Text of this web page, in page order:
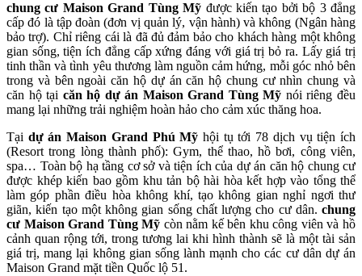
chung cư Maison Grand Tùng Mỹ được kiến tạo bởi bộ 3 đẳng
cấp đó là tập đoàn (đơn vị quản lý, vận hành) và không (Ngân hàng
bảo trợ). Chỉ riêng cái là đã đủ đảm bảo cho khách hàng một không
gian sống, tiện ích đẳng cấp xứng đáng với giá trị bỏ ra. Lấy giá trị
tinh thần và tình yêu thương làm nguồn cảm hứng, mỗi góc nhỏ bên
trong và bên ngoài căn hộ dự án căn hộ chung cư nhìn chung và
căn hộ tại căn hộ dự án Maison Grand Tùng Mỹ nói riêng đều
mang lại những trải nghiệm hoàn hảo cho cảm xúc thăng hoa.
Tại dự án Maison Grand Phú Mỹ hội tụ tới 78 dịch vụ tiện ích
(Resort trong lòng thành phố): Gym, thể thao, hồ bơi, công viên,
spa… Toàn bộ hạ tầng cơ sở và tiện ích của dự án căn hộ chung cư
được khép kiến bao gồm khu tản bộ hài hòa kết hợp vào tổng thể
làm góp phần điều hòa không khí, tạo không gian nghỉ ngơi thư
giãn, kiến tạo một không gian sống chất lượng cho cư dân. chung
cư Maison Grand Tùng Mỹ còn nằm kế bên khu công viên và hồ
cảnh quan rộng tới, trong tương lai khi hình thành sẽ là một tài sản
giá trị, mang lại không gian sống lành mạnh cho các cư dân dự án
Maison Grand mặt tiền Quốc lộ 51.